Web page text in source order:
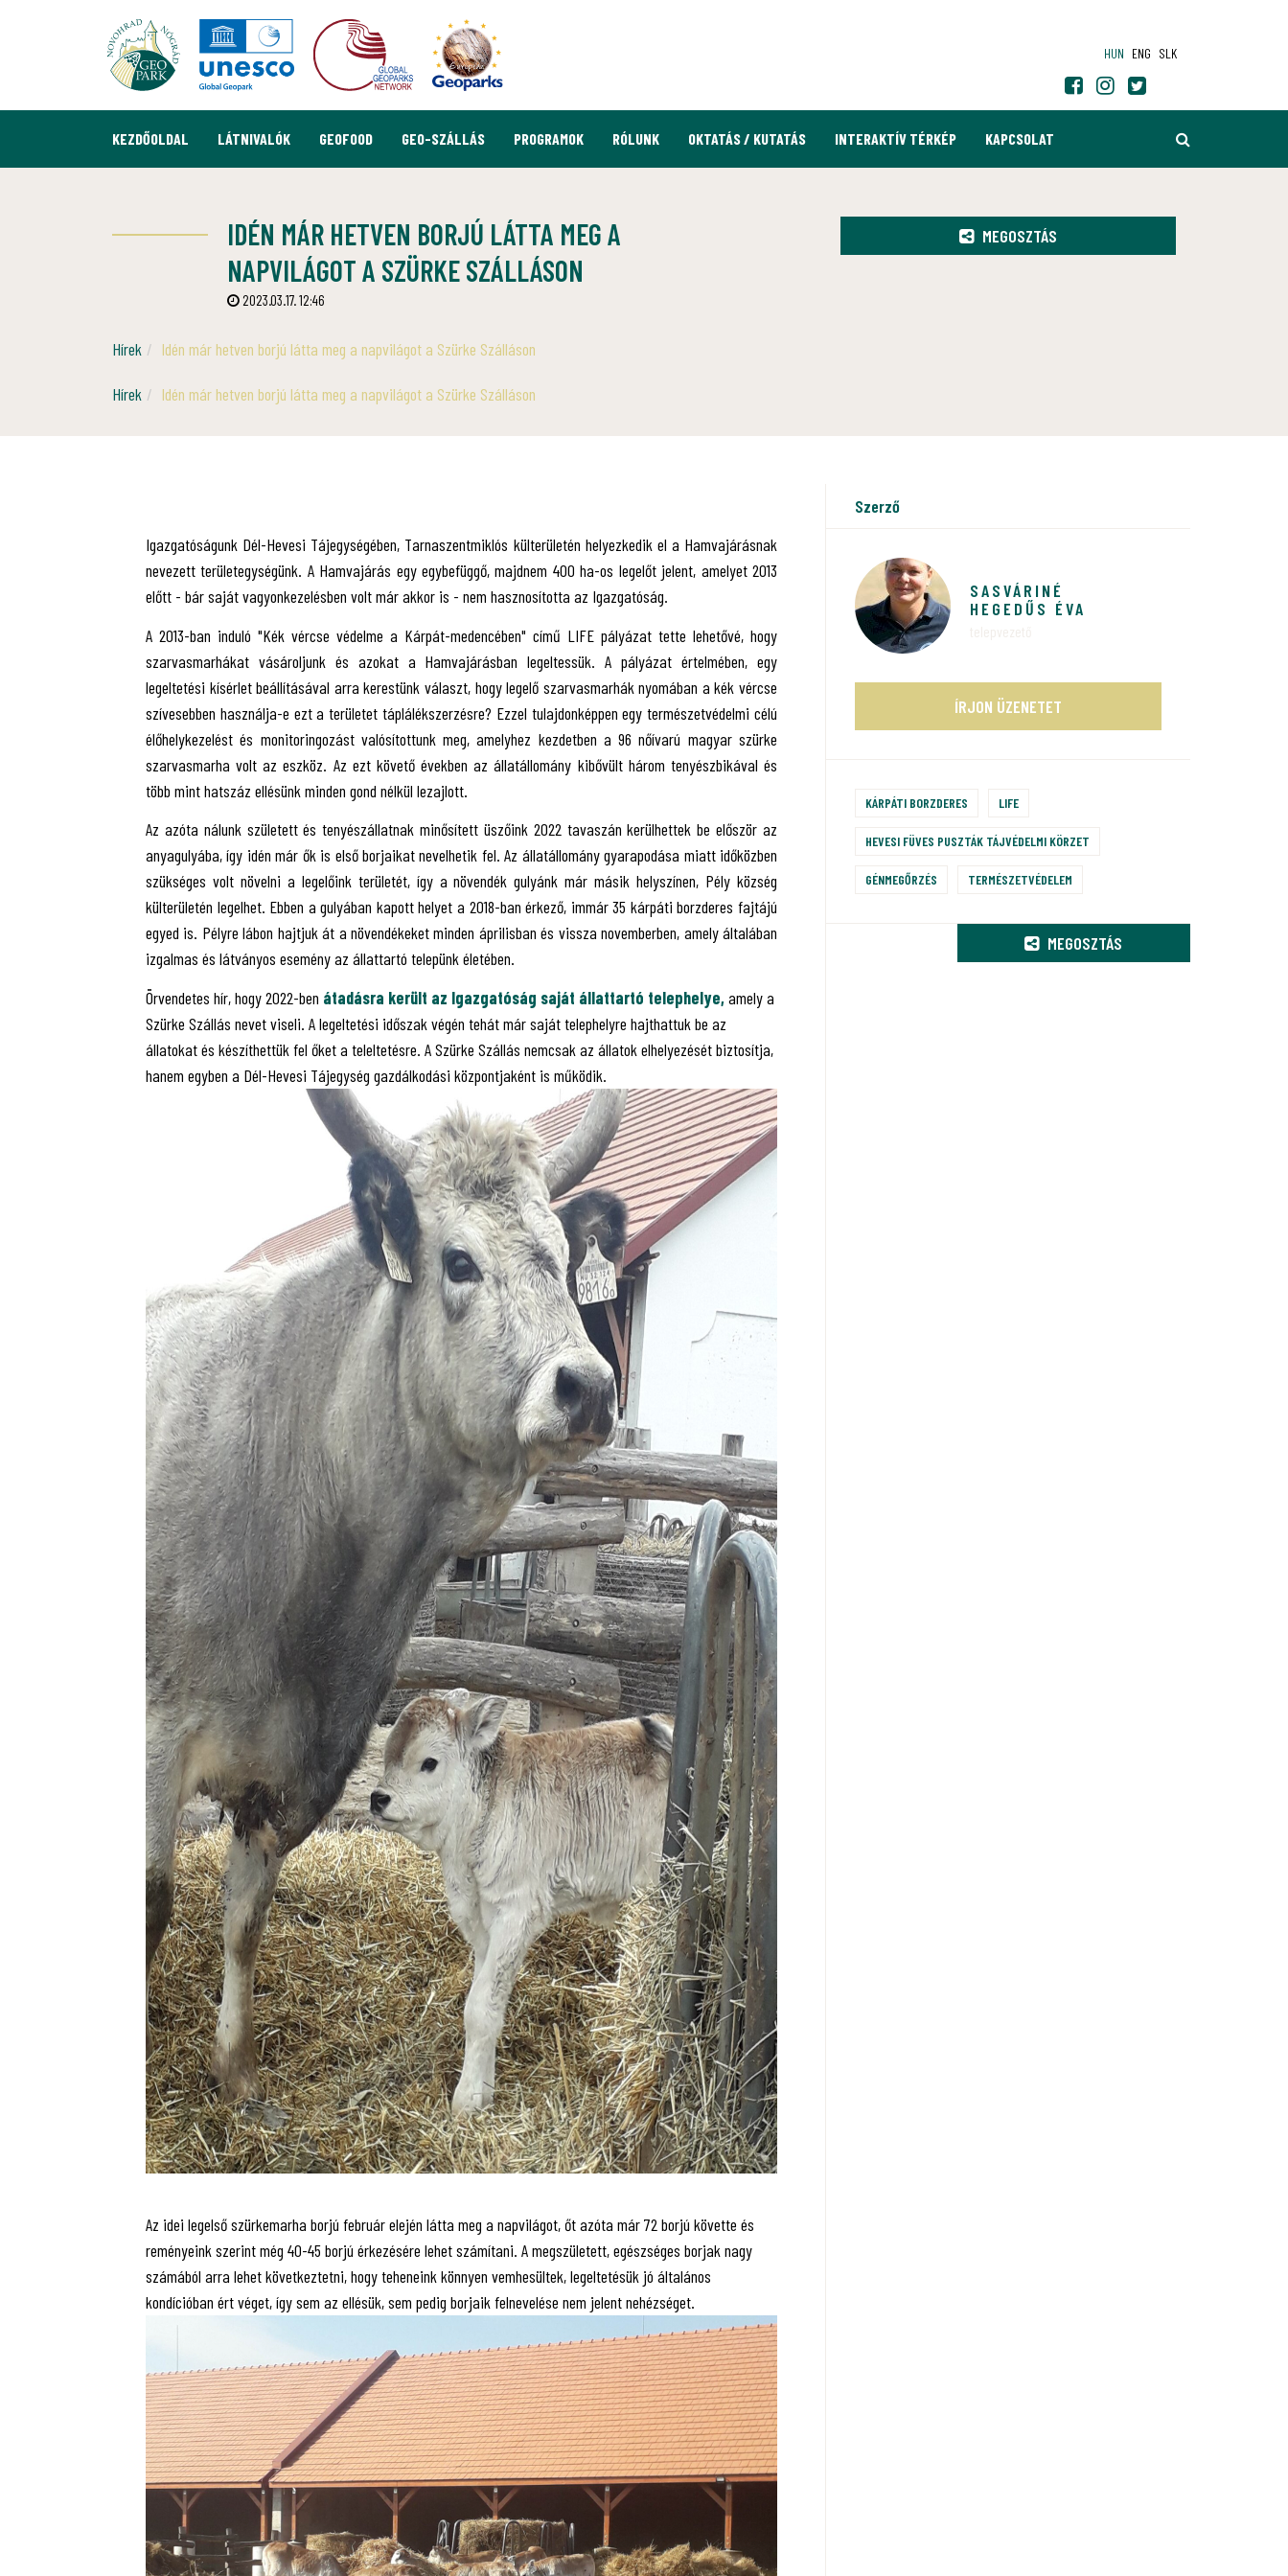
HUN ENG SLK
KEZDŐOLDAL LÁTNIVALÓK GEOFOOD GEO-SZÁLLÁS PROGRAMOK RÓLUNK OKTATÁS / KUTATÁS INTERAKTÍV TÉRKÉP KAPCSOLAT
IDÉN MÁR HETVEN BORJÚ LÁTTA MEG A
NAPVILÁGOT A SZÜRKE SZÁLLÁSON
2023.03.17. 12:46
Hírek Idén már hetven borjú látta meg a napvilágot a Szürke Szálláson
MEGOSZTÁS
Hírek Idén már hetven borjú látta meg a napvilágot a Szürke Szálláson
Igazgatóságunk Dél-Hevesi Tájegységében, Tarnaszentmiklós külterületén helyezkedik el a Hamvajárásnak
nevezett területegységünk. A Hamvajárás egy egybefüggő, majdnem 400 ha-os legelőt jelent, amelyet 2013
előtt - bár saját vagyonkezelésben volt már akkor is - nem hasznosította az Igazgatóság.
A 2013-ban induló "Kék vércse védelme a Kárpát-medencében" című LIFE pályázat tette lehetővé, hogy
szarvasmarhákat vásároljunk és azokat a Hamvajárásban legeltessük. A pályázat értelmében, egy
legeltetési kísérlet beállításával arra kerestünk választ, hogy legelő szarvasmarhák nyomában a kék vércse
szívesebben használja-e ezt a területet táplálékszerzésre? Ezzel tulajdonképpen egy természetvédelmi célú
élőhelykezelést és monitoringozást valósítottunk meg, amelyhez kezdetben a 96 nőívarú magyar szürke
szarvasmarha volt az eszköz. Az ezt követő években az állatállomány kibővült három tenyészbikával és
több mint hatszáz ellésünk minden gond nélkül lezajlott.
Az azóta nálunk született és tenyészállatnak minősített üszőink 2022 tavaszán kerülhettek be először az
anyagulyába, így idén már ők is első borjaikat nevelhetik fel. Az állatállomány gyarapodása miatt időközben
szükséges volt növelni a legelőink területét, így a növendék gulyánk már másik helyszínen, Pély község
külterületén legelhet. Ebben a gulyában kapott helyet a 2018-ban érkező, immár 35 kárpáti borzderes fajtájú
egyed is. Pélyre lábon hajtjuk át a növendékeket minden áprilisban és vissza novemberben, amely általában
izgalmas és látványos esemény az állattartó telepünk életében.
Örvendetes hír, hogy 2022-ben átadásra került az Igazgatóság saját állattartó telephelye,amely a
Szürke Szállás nevet viseli. A legeltetési időszak végén tehát már saját telephelyre hajthattuk be az
állatokat és készíthettük fel őket a teleltetésre. A Szürke Szállás nemcsak az állatok elhelyezését biztosítja,
hanem egyben a Dél-Hevesi Tájegység gazdálkodási központjaként is működik.
Az idei legelső szürkemarha borjú február elején látta meg a napvilágot, őt azóta már 72 borjú követte és
reményeink szerint még 40-45 borjú érkezésére lehet számítani. A megszületett, egészséges borjak nagy
számából arra lehet következtetni, hogy teheneink könnyen vemhesültek, legeltetésük jó általános
kondícióban ért véget, így sem az ellésük, sem pedig borjaik felnevelése nem jelent nehézséget.
szerző
SASVÁRINÉ
HEGEDŰS ÉVA
ÍRJON ÜZENETET
KÁRPÁTI BORZDERES LIFE
HEVESI FÜVES PUSZTÁK TÁJVÉDELMI KÖRZET
GÉNMEGŐRZÉS TERMÉSZETVÉDELEM
MEGOSZTÁS